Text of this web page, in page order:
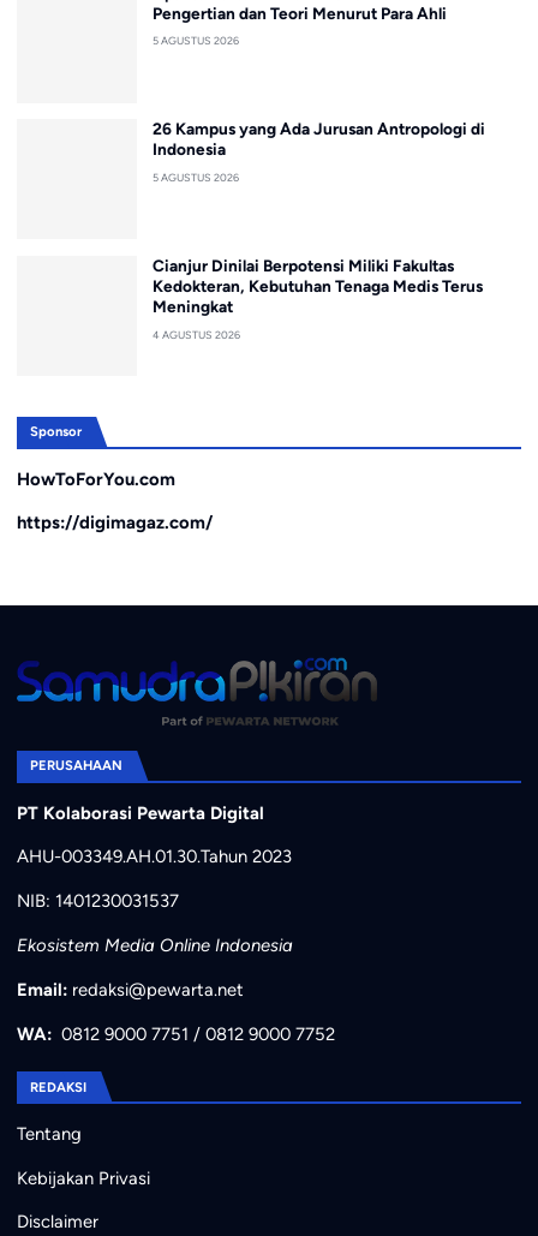
Pengertian dan Teori Menurut Para Ahli
5 AGUSTUS 2026
26 Kampus yang Ada Jurusan Antropologi di
Indonesia
5 AGUSTUS 2026
Cianjur Dinilai Berpotensi Miliki Fakultas
Kedokteran, Kebutuhan Tenaga Medis Terus
Meningkat
4 AGUSTUS 2026
Sponsor
HowToForYou.com
https://digimagaz.com/
PERUSAHAAN
PT Kolaborasi Pewarta Digital
AHU-003349.AH.01.30.Tahun 2023
NIB: 1401230031537
Ekosistem Media Online Indonesia
Email: redaksi@pewarta.net
WA: 0812 9000 7751 / 0812 9000 7752
REDAKSI
Tentang
Kebijakan Privasi
Disclaimer